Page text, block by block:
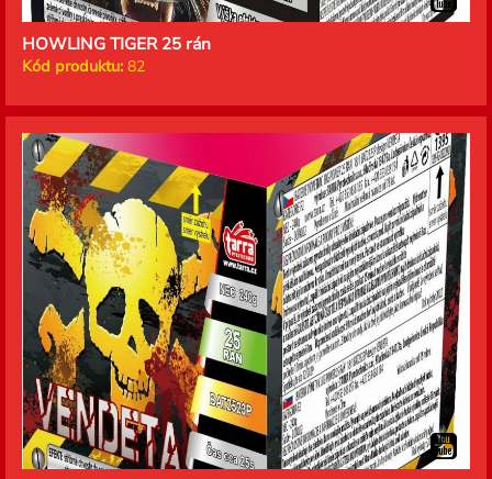
HOWLING TIGER 25 rán
Kód produktu: 82